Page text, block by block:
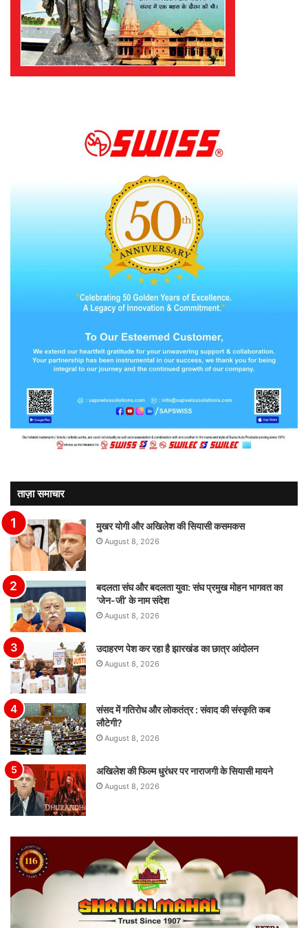
ताज़ा समाचार
मुखर योगी और अखिलेश की सियासी कसमकस
August 8, 2026
बदलता संघ और बदलता युवा: संघ प्रमुख मोहन भागवत का
‘जेन-जी’ के नाम संदेश
August 8, 2026
उदाहरण पेश कर रहा है झारखंड का छात्र आंदोलन
August 8, 2026
संसद में गतिरोध और लोकतंत्र : संवाद की संस्कृति कब
लौटेगी?
August 8, 2026
अखिलेश की फिल्म धुरंधर पर नाराजगी के सियासी मायने
August 8, 2026